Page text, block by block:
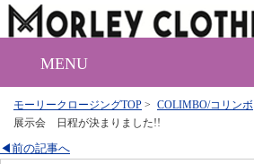
MENU
モーリークロージングTOP > COLIMBO/コリンボ
展示会 日程が決まりました!!
◀前の記事へ